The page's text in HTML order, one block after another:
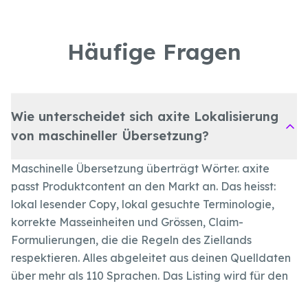
Häufige Fragen
Wie unterscheidet sich axite Lokalisierung
von maschineller Übersetzung?
Maschinelle Übersetzung überträgt Wörter. axite
passt Produktcontent an den Markt an. Das heisst:
lokal lesender Copy, lokal gesuchte Terminologie,
korrekte Masseinheiten und Grössen, Claim-
Formulierungen, die die Regeln des Ziellands
respektieren. Alles abgeleitet aus deinen Quelldaten
über mehr als 110 Sprachen. Das Listing wird für den